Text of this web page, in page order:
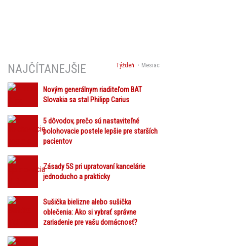
Týždeň Mesiac
NAJČÍTANEJŠIE
Novým generálnym riaditeľom BAT
Slovakia sa stal Philipp Carius
5 dôvodov, prečo sú nastaviteľné
polohovacie postele lepšie pre starších
pacientov
Zásady 5S pri upratovaní kancelárie
jednoducho a prakticky
Sušička bielizne alebo sušička
oblečenia: Ako si vybrať správne
zariadenie pre vašu domácnosť?